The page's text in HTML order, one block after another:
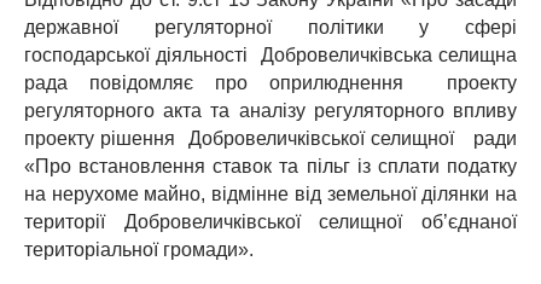
державної регуляторної політики у сфері
господарської діяльності Добровеличківська селищна
рада повідомляє про оприлюднення проекту
регуляторного акта та аналізу регуляторного впливу
проекту рішення Добровеличківської селищної ради
«Про встановлення ставок та пільг із сплати податку
на нерухоме майно, відмінне від земельної ділянки на
території Добровеличківської селищної об’єднаної
територіальної громади».